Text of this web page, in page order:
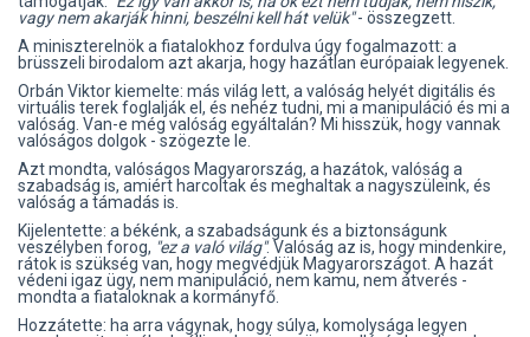
vagy nem akarják hinni, beszélni kell hát velük"- összegzett.
A miniszterelnök a fiatalokhoz fordulva úgy fogalmazott: a
brüsszeli birodalom azt akarja, hogy hazátlan európaiak legyenek.
Orbán Viktor kiemelte: más világ lett, a valóság helyét digitális és
virtuális terek foglalják el, és nehéz tudni, mi a manipuláció és mi a
valóság. Van-e még valóság egyáltalán? Mi hisszük, hogy vannak
valóságos dolgok - szögezte le.
Azt mondta, valóságos Magyarország, a hazátok, valóság a
szabadság is, amiért harcoltak és meghaltak a nagyszüleink, és
valóság a támadás is.
Kijelentette: a békénk, a szabadságunk és a biztonságunk
veszélyben forog, "ez a való világ". Valóság az is, hogy mindenkire,
rátok is szükség van, hogy megvédjük Magyarországot. A hazát
védeni igaz ügy, nem manipuláció, nem kamu, nem átverés -
mondta a fiataloknak a kormányfő.
Hozzátette: ha arra vágynak, hogy súlya, komolysága legyen